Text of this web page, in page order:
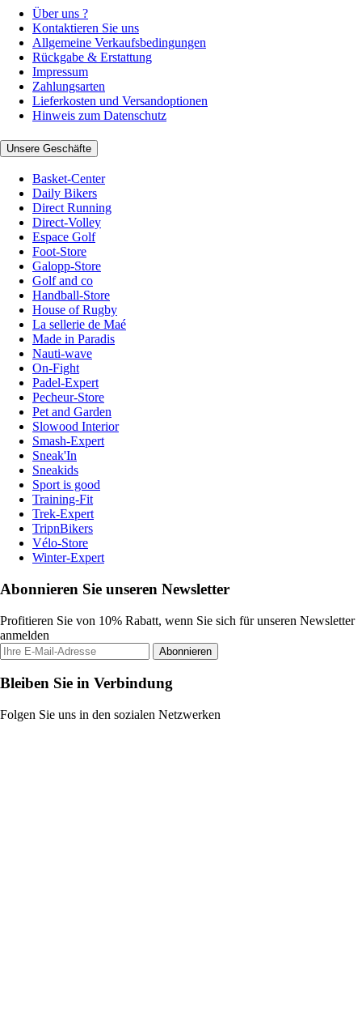
Über uns ?
Kontaktieren Sie uns
Allgemeine Verkaufsbedingungen
Rückgabe & Erstattung
Impressum
Zahlungsarten
Lieferkosten und Versandoptionen
Hinweis zum Datenschutz
Unsere Geschäfte
Basket-Center
Daily Bikers
Direct Running
Direct-Volley
Espace Golf
Foot-Store
Galopp-Store
Golf and co
Handball-Store
House of Rugby
La sellerie de Maé
Made in Paradis
Nauti-wave
On-Fight
Padel-Expert
Pecheur-Store
Pet and Garden
Slowood Interior
Smash-Expert
Sneak'In
Sneakids
Sport is good
Training-Fit
Trek-Expert
TripnBikers
Vélo-Store
Winter-Expert
Abonnieren Sie unseren Newsletter
Profitieren Sie von 10% Rabatt, wenn Sie sich für unseren Newsletter
anmelden
Abonnieren
Bleiben Sie in Verbindung
Folgen Sie uns in den sozialen Netzwerken